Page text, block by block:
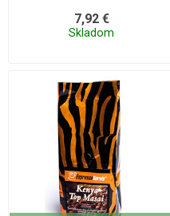
7,92 €
Skladom